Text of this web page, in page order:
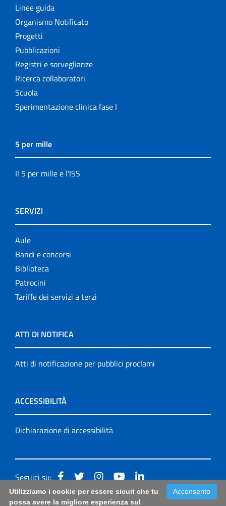
Linee guida
Organismo Notificato
Progetti
Pubblicazioni
Registri e sorveglianze
Ricerca collaboratori
Scuola
Sperimentazione clinica fase I
5 per mille
Il 5 per mille e l'ISS
SERVIZI
Aule
Bandi e concorsi
Biblioteca
Patrocini
Tariffe dei servizi a terzi
ATTI DI NOTIFICA
Atti di notificazione per pubblici proclami
ACCESSIBILITÀ
Dichiarazione di accessibilità
Seguici su:
Accessibilità: form di segnalazione di prima istanza per
Acconsento
Utilizziamo i cookie per essere sicuri che tu
possa avere la migliore esperienza sul